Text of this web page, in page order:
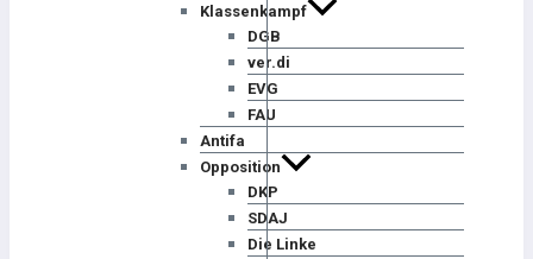
Klassenkampf
DGB
ver.di
EVG
FAU
Antifa
Opposition
DKP
SDAJ
Die Linke